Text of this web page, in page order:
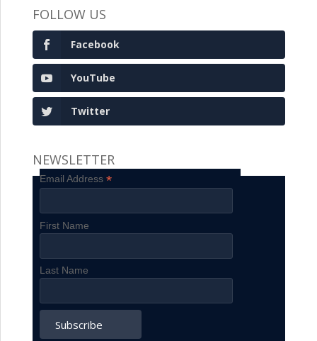
FOLLOW US
Facebook
YouTube
Twitter
NEWSLETTER
Email Address*
First Name
Last Name